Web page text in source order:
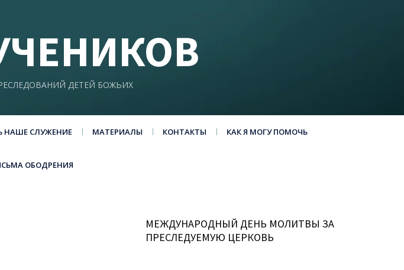
ДЕТЕЙ БОЖЬИХ
НАШЕ СЛУЖЕНИЕ МАТЕРИАЛЫ КОНТАКТЫ КАК Я МОГУ ПОМОЧЬ
ОБОДРЕНИЯ
МЕЖДУНАРОДНЫЙ ДЕНЬ МОЛИТВЫ ЗА
ПРЕСЛЕДУЕМУЮ ЦЕРКОВЬ